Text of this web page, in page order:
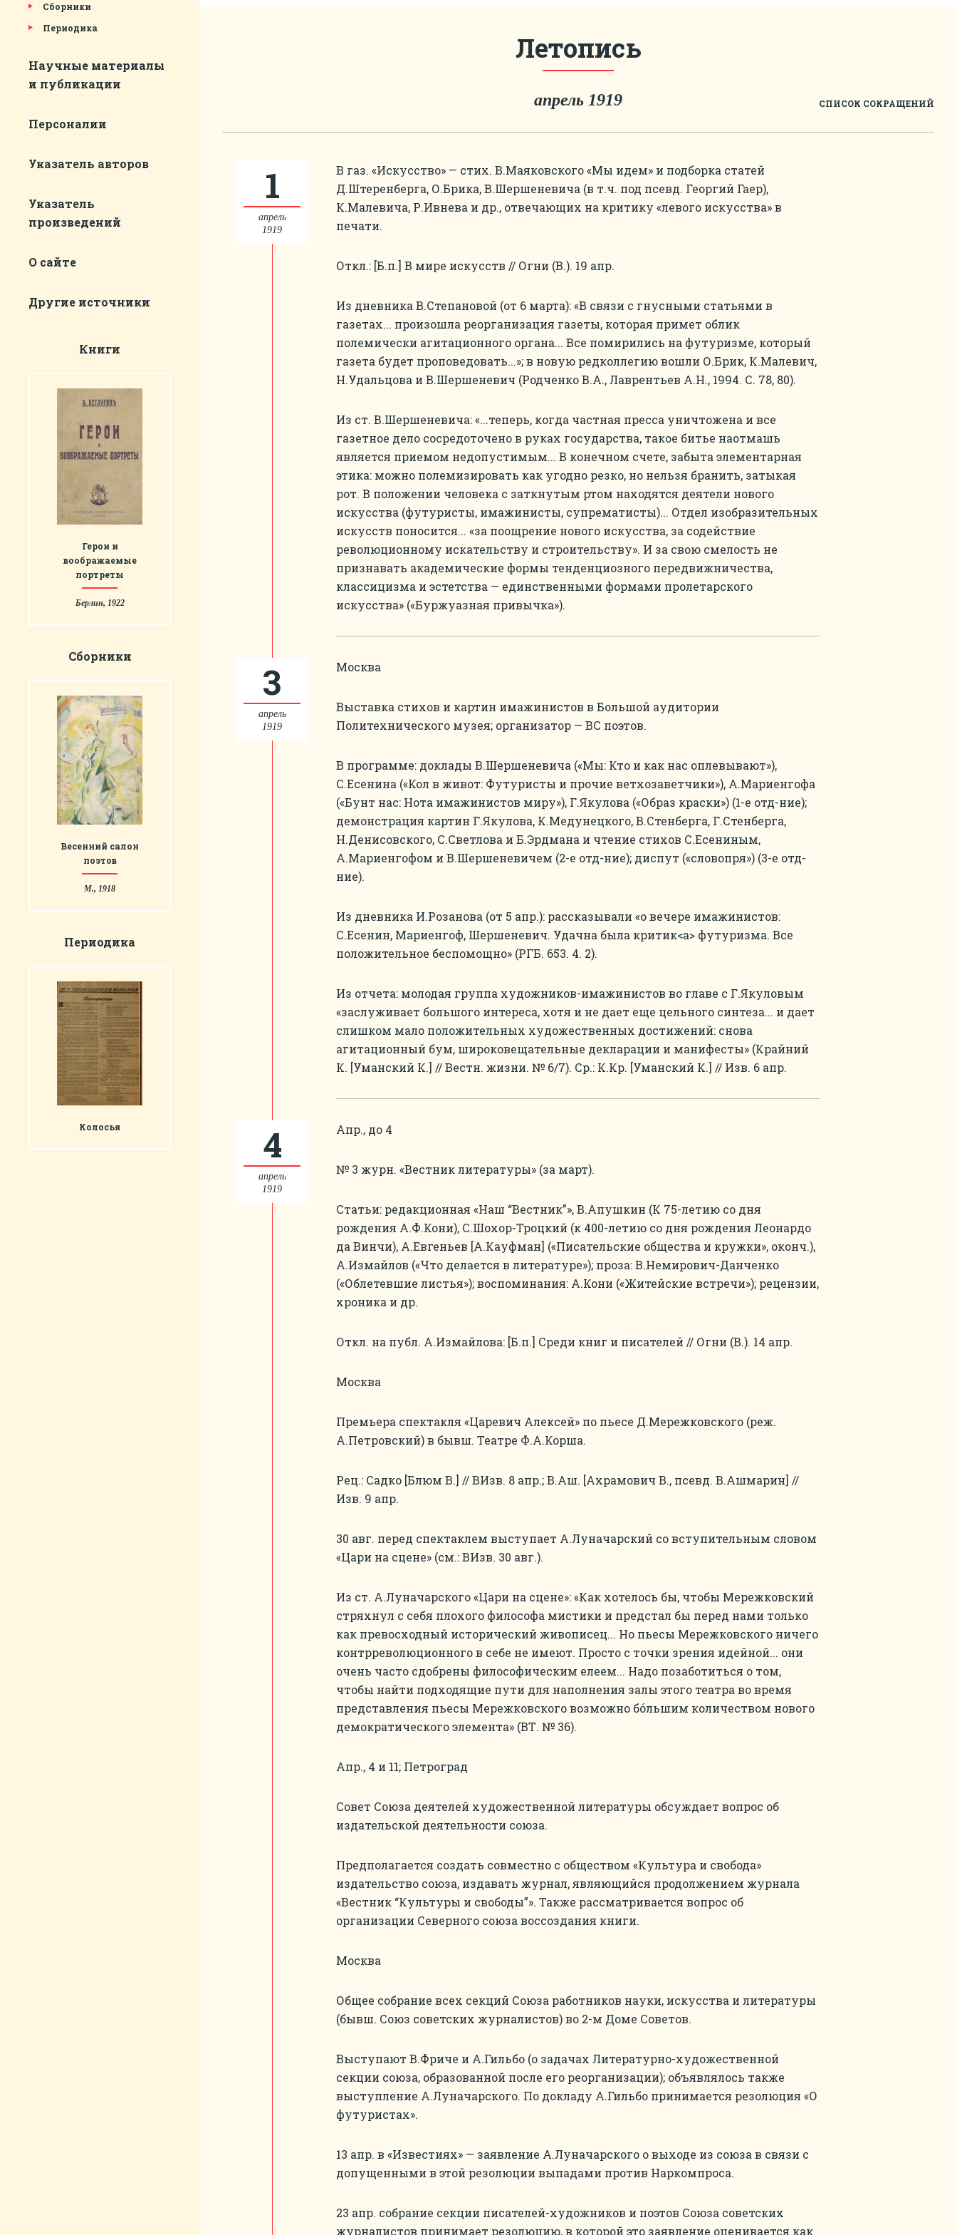
Сборники
Периодика
Научные материалы
и публикации
Персоналии
Указатель авторов
Указатель
произведений
О сайте
Другие источники
Книги
Герои и
воображаемые
портреты
Берлин, 1922
Сборники
Весенний салон
поэтов
М., 1918
Периодика
Колосья
СПИСОК СОКРАЩЕНИЙ
Летопись
апрель 1919
1
апрель
1919
В газ. «Искусство» — стих. В.Маяковского «Мы идем» и подборка статей
Д.Штеренберга, О.Брика, В.Шершеневича (в т.ч. под псевд. Георгий Гаер),
К.Малевича, Р.Ивнева и др., отвечающих на критику «левого искусства» в
печати.
Откл.: [Б.п.] В мире искусств // Огни (В.). 19 апр.
Из дневника В.Степановой (от 6 марта): «В связи с гнусными статьями в
газетах... произошла реорганизация газеты, которая примет облик
полемически агитационного органа... Все помирились на футуризме, который
газета будет проповедовать...»; в новую редколлегию вошли О.Брик, К.Малевич,
Н.Удальцова и В.Шершеневич (Родченко В.А., Лаврентьев А.Н., 1994. С. 78, 80).
Из ст. В.Шершеневича: «...теперь, когда частная пресса уничтожена и все
газетное дело сосредоточено в руках государства, такое битье наотмашь
является приемом недопустимым... В конечном счете, забыта элементарная
этика: можно полемизировать как угодно резко, но нельзя бранить, затыкая
рот. В положении человека с заткнутым ртом находятся деятели нового
искусства (футуристы, имажинисты, супрематисты)... Отдел изобразительных
искусств поносится... «за поощрение нового искусства, за содействие
революционному искательству и строительству». И за свою смелость не
признавать академические формы тенденциозного передвижничества,
классицизма и эстетства — единственными формами пролетарского
искусства» («Буржуазная привычка»).
3
апрель
1919
Москва
Выставка стихов и картин имажинистов в Большой аудитории
Политехнического музея; организатор — ВС поэтов.
В программе: доклады В.Шершеневича («Мы: Кто и как нас оплевывают»),
С.Есенина («Кол в живот: Футуристы и прочие ветхозаветчики»), А.Мариенгофа
(«Бунт нас: Нота имажинистов миру»), Г.Якулова («Образ краски») (1-е отд-ние);
демонстрация картин Г.Якулова, К.Медунецкого, В.Стенберга, Г.Стенберга,
Н.Денисовского, С.Светлова и Б.Эрдмана и чтение стихов С.Есениным,
А.Мариенгофом и В.Шершеневичем (2-е отд-ние); диспут («словопря») (3-е отд-
ние).
Из дневника И.Розанова (от 5 апр.): рассказывали «о вечере имажинистов:
С.Есенин, Мариенгоф, Шершеневич. Удачна была критик<а> футуризма. Все
положительное беспомощно» (РГБ. 653. 4. 2).
Из отчета: молодая группа художников-имажинистов во главе с Г.Якуловым
«заслуживает большого интереса, хотя и не дает еще цельного синтеза... и дает
слишком мало положительных художественных достижений: снова
агитационный бум, широковещательные декларации и манифесты» (Крайний
К. [Уманский К.] // Вестн. жизни. № 6/7). Ср.: К.Кр. [Уманский К.] // Изв. 6 апр.
4
апрель
1919
Апр., до 4
№ 3 журн. «Вестник литературы» (за март).
Статьи: редакционная «Наш “Вестник”», В.Апушкин (К 75-летию со дня
рождения А.Ф.Кони), С.Шохор-Троцкий (к 400-летию со дня рождения Леонардо
да Винчи), А.Евгеньев [А.Кауфман] («Писательские общества и кружки», оконч.),
А.Измайлов («Что делается в литературе»); проза: В.Немирович-Данченко
(«Облетевшие листья»); воспоминания: А.Кони («Житейские встречи»); рецензии,
хроника и др.
Откл. на публ. А.Измайлова: [Б.п.] Среди книг и писателей // Огни (В.). 14 апр.
Москва
Премьера спектакля «Царевич Алексей» по пьесе Д.Мережковского (реж.
А.Петровский) в бывш. Театре Ф.А.Корша.
Рец.: Садко [Блюм В.] // ВИзв. 8 апр.; В.Аш. [Ахрамович В., псевд. В.Ашмарин] //
Изв. 9 апр.
30 авг. перед спектаклем выступает А.Луначарский со вступительным словом
«Цари на сцене» (см.: ВИзв. 30 авг.).
Из ст. А.Луначарского «Цари на сцене»: «Как хотелось бы, чтобы Мережковский
стряхнул с себя плохого философа мистики и предстал бы перед нами только
как превосходный исторический живописец... Но пьесы Мережковского ничего
контрреволюционного в себе не имеют. Просто с точки зрения идейной... они
очень часто сдобрены философическим елеем... Надо позаботиться о том,
чтобы найти подходящие пути для наполнения залы этого театра во время
представления пьесы Мережковского возможно бóльшим количеством нового
демократического элемента» (ВТ. № 36).
Апр., 4 и 11; Петроград
Совет Союза деятелей художественной литературы обсуждает вопрос об
издательской деятельности союза.
Предполагается создать совместно с обществом «Культура и свобода»
издательство союза, издавать журнал, являющийся продолжением журнала
«Вестник “Культуры и свободы”». Также рассматривается вопрос об
организации Северного союза воссоздания книги.
Москва
Общее собрание всех секций Союза работников науки, искусства и литературы
(бывш. Союз советских журналистов) во 2-м Доме Советов.
Выступают В.Фриче и А.Гильбо (о задачах Литературно-художественной
секции союза, образованной после его реорганизации); объявлялось также
выступление А.Луначарского. По докладу А.Гильбо принимается резолюция «О
футуристах».
13 апр. в «Известиях» — заявление А.Луначарского о выходе из союза в связи с
допущенными в этой резолюции выпадами против Наркомпроса.
23 апр. собрание секции писателей-художников и поэтов Союза советских
журналистов принимает резолюцию, в которой это заявление оценивается как